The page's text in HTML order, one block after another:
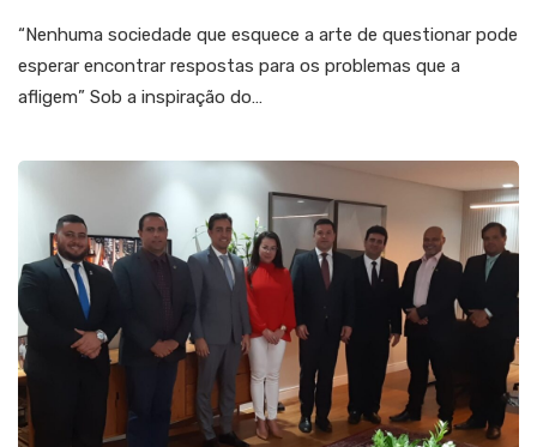
“Nenhuma sociedade que esquece a arte de questionar pode
esperar encontrar respostas para os problemas que a
afligem” Sob a inspiração do…